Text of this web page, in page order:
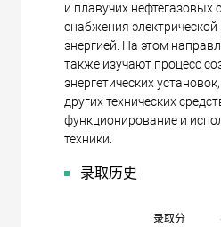
и плавучих нефтегазовых
снабжения электрической
энергией. На этом
также изучают процесс
энергетических
других технических
функционирование и
техники.
录取历史
录取分